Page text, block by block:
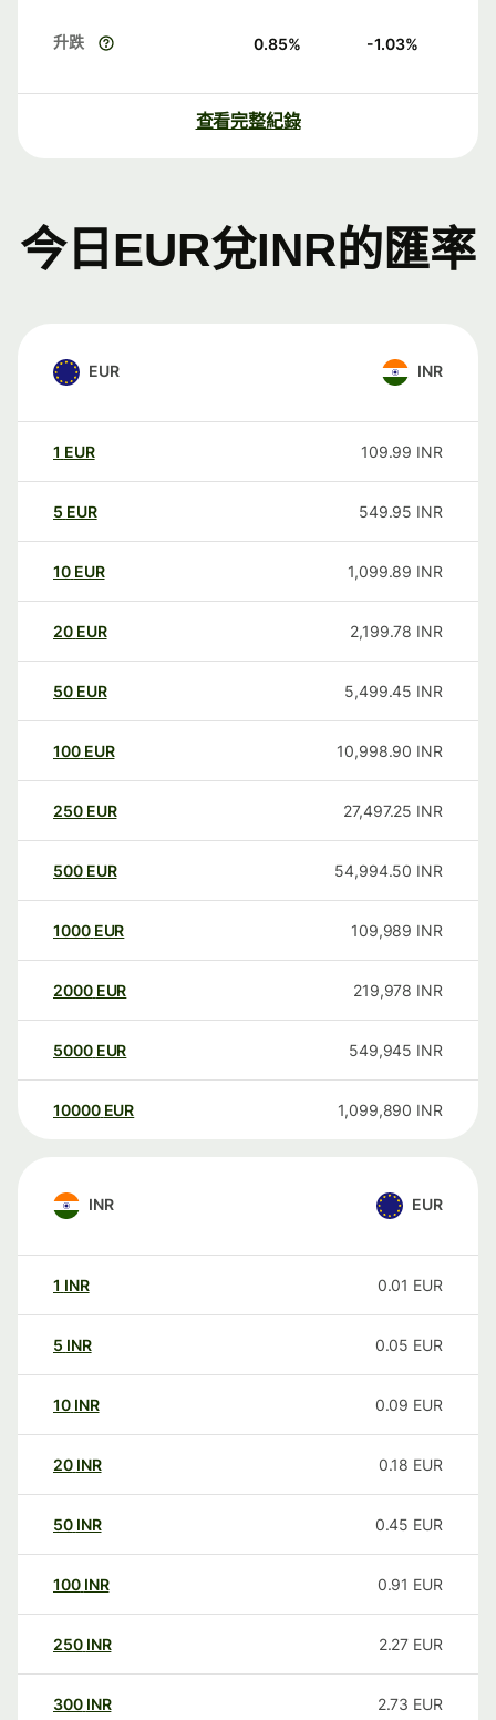
升跌 0.85% -1.03%
查看完整紀錄
今日EUR兌INR的匯率
EUR INR
1 EUR 109.99 INR
5 EUR 549.95 INR
10 EUR 1,099.89 INR
20 EUR 2,199.78 INR
50 EUR 5,499.45 INR
100 EUR 10,998.90 INR
250 EUR 27,497.25 INR
500 EUR 54,994.50 INR
1000 EUR 109,989 INR
2000 EUR 219,978 INR
5000 EUR 549,945 INR
10000 EUR 1,099,890 INR
INR EUR
1 INR 0.01 EUR
5 INR 0.05 EUR
10 INR 0.09 EUR
20 INR 0.18 EUR
50 INR 0.45 EUR
100 INR 0.91 EUR
250 INR 2.27 EUR
300 INR 2.73 EUR